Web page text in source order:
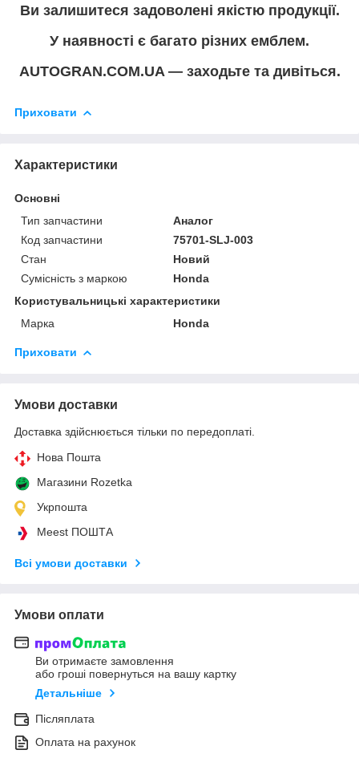
Ви залишитеся задоволені якістю продукції.
У наявності є багато різних емблем.
AUTOGRAN.COM.UA — заходьте та дивіться.
Приховати
Характеристики
Основні
Тип запчастини
Аналог
Код запчастини
75701-SLJ-003
Стан
Новий
Сумісність з маркою
Honda
Користувальницькі характеристики
Марка
Honda
Приховати
Умови доставки
Доставка здійснюється тільки по передоплаті.
Нова Пошта
Магазини Rozetka
Укрпошта
Meest ПОШТА
Всі умови доставки
Умови оплати
Ви отримаєте замовлення
або гроші повернуться на вашу картку
Детальніше
Післяплата
Оплата на рахунок